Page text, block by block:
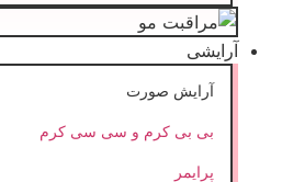
آرایشی
آرایش صورت
بی بی کرم و سی سی کرم
پرایمر